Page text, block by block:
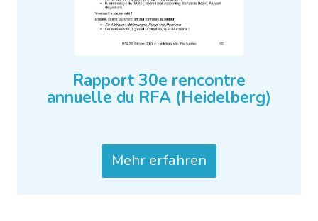
Rapport 30e rencontre
annuelle du RFA (Heidelberg)
Mehr erfahren